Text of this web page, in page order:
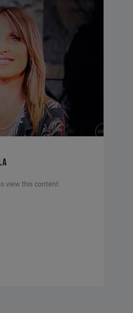
view this content.